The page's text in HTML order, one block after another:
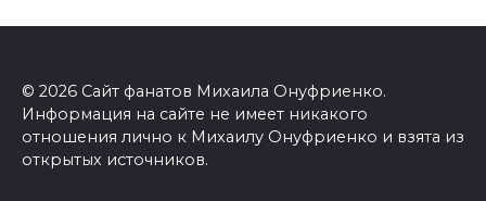
© 2026 Сайт фанатов Михаила Онуфриенко.
Информация на сайте не имеет никакого
отношения лично к Михаилу Онуфриенко и взята из
открытых источников.